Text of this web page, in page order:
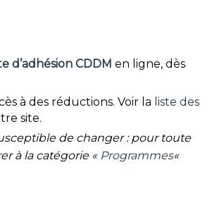
d’adhésion CDDM en ligne, dès
à des réductions. Voir la liste des
site.
de changer : pour toute
à la catégorie « Programmes«